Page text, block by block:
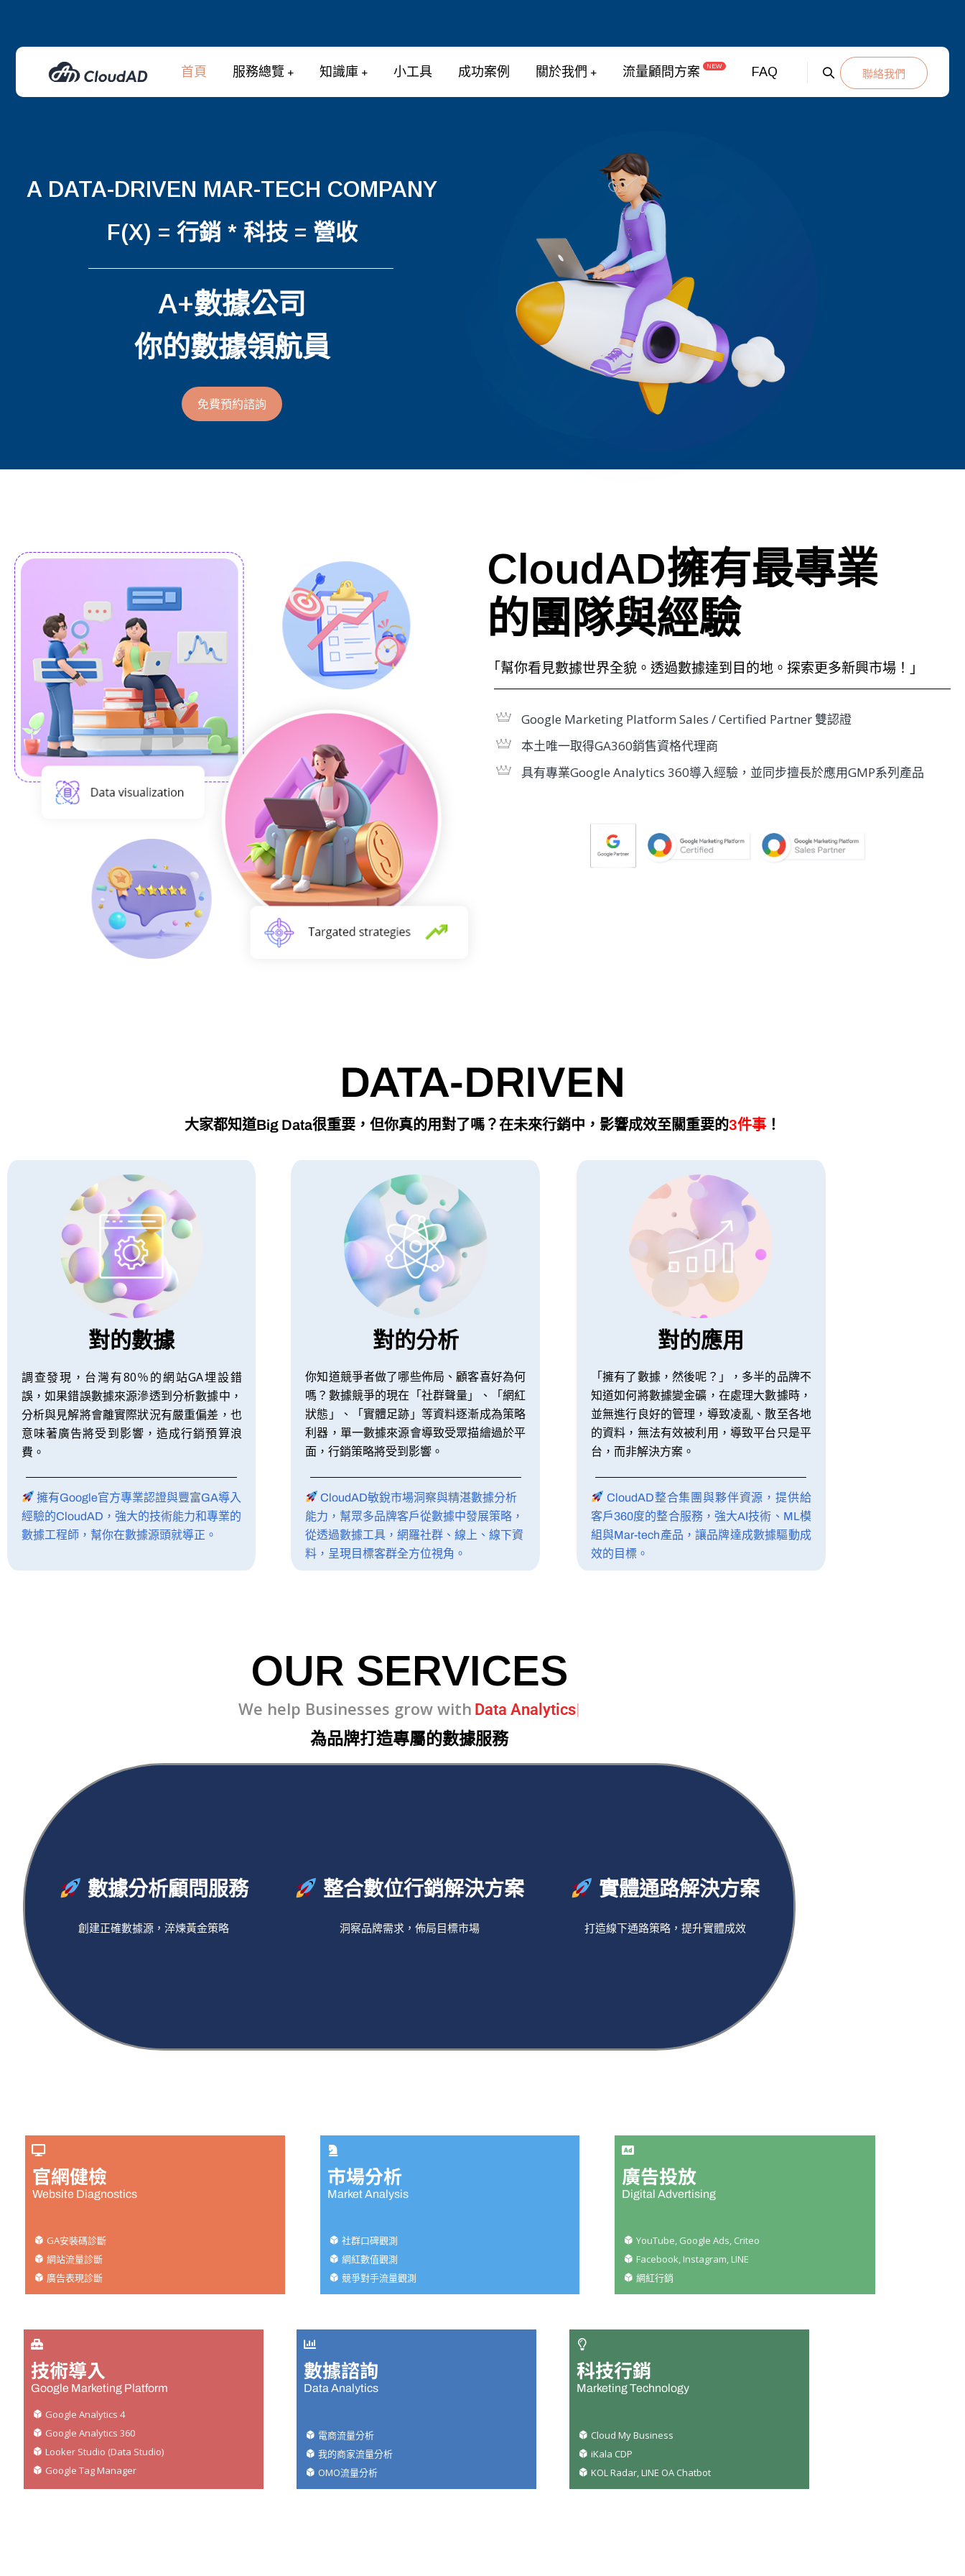
聯絡我們
首頁 服務總覽 知識庫 小工具 成功案例 關於我們 流量顧問方案 NEW FAQ
A DATA-DRIVEN MAR-TECH COMPANY
F(X) = 行銷 * 科技 = 營收
A+數據公司
你的數據領航員
免費預約諮詢
CloudAD擁有最專業
的團隊與經驗
「幫你看見數據世界全貌。透過數據達到目的地。探索更多新興市場！」
Google Marketing Platform Sales / Certified Partner 雙認證
本土唯一取得GA360銷售資格代理商​
具有專業Google Analytics 360導入經驗，並同步擅長於應用GMP系列產品​
DATA-DRIVEN
大家都知道Big Data很重要，但你真的用對了嗎？在未來行銷中，影響成效至關重要的3件事 ！
對的數據
調查發現，台灣有80％的網站GA埋設錯
誤，如果錯誤數據來源滲透到分析數據中，
分析與見解將會離實際狀況有嚴重偏差，也
意味著廣告將受到影響，造成行銷預算浪
費。
擁有Google官方專業認證與豐富GA導入
經驗的CloudAD，強大的技術能力和專業的
數據工程師，幫你在數據源頭就導正。
對的分析
你知道競爭者做了哪些佈局、顧客喜好為何
嗎？數據競爭的現在「社群聲量」、「網紅
狀態」、「實體足跡」等資料逐漸成為策略
利器，單一數據來源會導致受眾描繪過於平
面，行銷策略將受到影響。
CloudAD敏銳市場洞察與精湛數據分析
能力，幫眾多品牌客戶從數據中發展策略，
從透過數據工具，網羅社群、線上、線下資
料，呈現目標客群全方位視角。
對的應用
「擁有了數據，然後呢？」，多半的品牌不
知道如何將數據變金礦，在處理大數據時，
並無進行良好的管理，導致凌亂、散至各地
的資料，無法有效被利用，導致平台只是平
台，而非解決方案。
CloudAD整合集團與夥伴資源，提供給
客戶360度的整合服務，強大AI技術、ML模
組與Mar-tech產品，讓品牌達成數據驅動成
效的目標。
OUR SERVICES
We help Businesses grow withMarketing
為品牌打造專屬的數據服務
數據分析顧問服務
創建正確數據源，淬煉黃金策略
整合數位行銷解決方案
洞察品牌需求，佈局目標市場
實體通路解決方案
打造線下通路策略，提升實體成效
官網健檢
Website Diagnostics
GA安裝碼診斷
網站流量診斷
廣告表現診斷
市場分析
Market Analysis
社群口碑觀測
網紅數值觀測
競爭對手流量觀測
廣告投放
Digital Advertising
YouTube, Google Ads, Criteo
Facebook, Instagram, LINE
網紅行銷
技術導入
Google Marketing Platform
Google Analytics 4
Google Analytics 360
Looker Studio (Data Studio)
Google Tag Manager
數據諮詢
Data Analytics
電商流量分析
我的商家流量分析
OMO流量分析
科技行銷
Marketing Technology
Cloud My Business
iKala CDP
KOL Radar, LINE OA Chatbot